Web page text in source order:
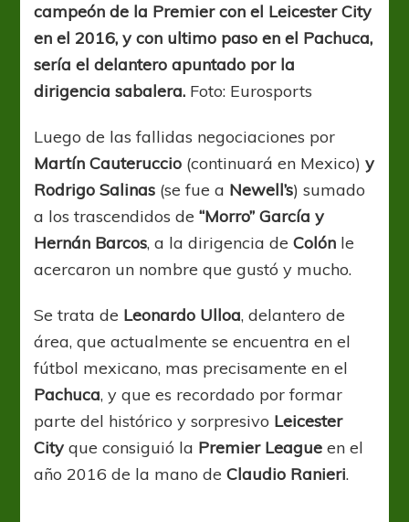
campeón de la Premier con el Leicester City
en el 2016, y con ultimo paso en el Pachuca,
sería el delantero apuntado por la
dirigencia sabalera. Foto: Eurosports
Luego de las fallidas negociaciones por
Martín Cauteruccio (continuará en Mexico) y
Rodrigo Salinas (se fue a Newell’s) sumado
a los trascendidos de “Morro” García y
Hernán Barcos, a la dirigencia deColón le
acercaron un nombre que gustó y mucho.
Se trata de Leonardo Ulloa, delantero de
área, que actualmente se encuentra en el
fútbol mexicano, mas precisamente en el
Pachuca, y que es recordado por formar
parte del histórico y sorpresivo Leicester
City que consiguió la Premier League en el
año 2016 de la mano deClaudio Ranieri.